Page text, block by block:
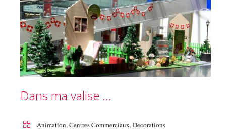
Dans ma valise …
Animation,Centres Commerciaux,Decorations